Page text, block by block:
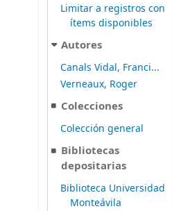
Limitar a registros con
ítems disponibles
Autores
Canals Vidal, Franci...
Verneaux, Roger
Colecciones
Colección general
Bibliotecas
depositarias
Biblioteca Universidad
Monteávila